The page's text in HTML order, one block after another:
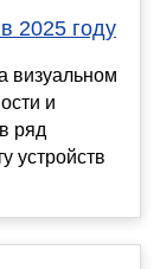
2025 году
визуальном
и
ряд
устройств